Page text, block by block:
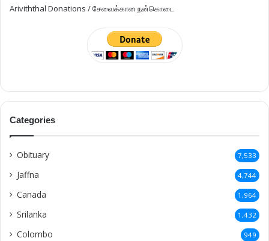
Ariviththal Donations / சேவைக்கான நன்கொடை
Categories
Obituary 7,533
Jaffna 4,744
Canada 1,964
Srilanka 1,432
Colombo 949